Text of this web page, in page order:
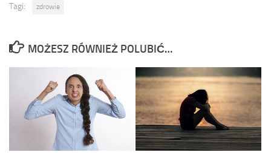
Tagi: zdrowie
MOŻESZ RÓWNIEŻ POLUBIĆ…